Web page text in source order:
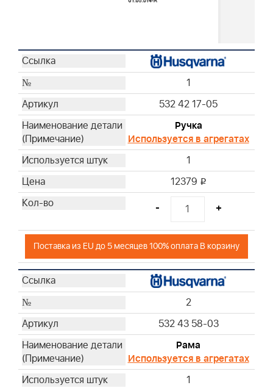
1
532 42 17-05
Ручка
Используется в агрегатах
1
12379 i
- +
Поставка из EU до 5 месяцев 100% оплата В корзину
2
532 43 58-03
Рама
Используется в агрегатах
1